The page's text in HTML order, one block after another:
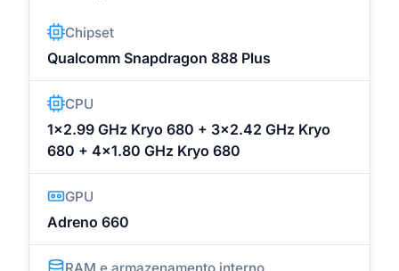
Chipset
Qualcomm Snapdragon 888 Plus
CPU
1x2.99 GHz Kryo 680 + 3x2.42 GHz Kryo
680 + 4x1.80 GHz Kryo 680
GPU
Adreno 660